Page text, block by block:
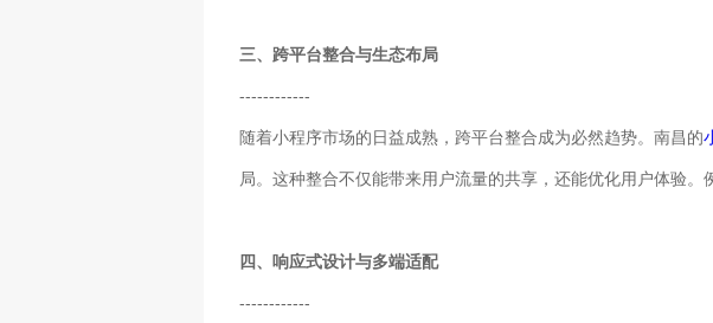
三、跨平台整合与生态布局
------------
随着小程序市场的日益成熟，跨平台整合成为必然趋势。南昌的
局。这种整合不仅能带来用户流量的共享，还能优化用户体验
四、响应式设计与多端适配
------------